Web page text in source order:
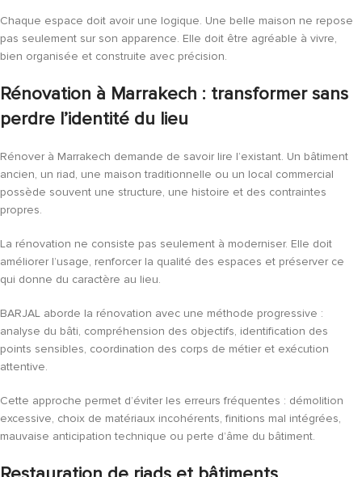
Chaque espace doit avoir une logique. Une belle maison ne repose
pas seulement sur son apparence. Elle doit être agréable à vivre,
bien organisée et construite avec précision.
Rénovation à Marrakech : transformer sans
perdre l’identité du lieu
Rénover à Marrakech demande de savoir lire l’existant. Un bâtiment
ancien, un riad, une maison traditionnelle ou un local commercial
possède souvent une structure, une histoire et des contraintes
propres.
La rénovation ne consiste pas seulement à moderniser. Elle doit
améliorer l’usage, renforcer la qualité des espaces et préserver ce
qui donne du caractère au lieu.
BARJAL aborde la rénovation avec une méthode progressive :
analyse du bâti, compréhension des objectifs, identification des
points sensibles, coordination des corps de métier et exécution
attentive.
Cette approche permet d’éviter les erreurs fréquentes : démolition
excessive, choix de matériaux incohérents, finitions mal intégrées,
mauvaise anticipation technique ou perte d’âme du bâtiment.